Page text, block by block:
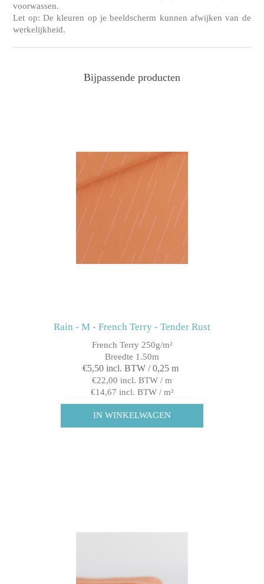
voorwassen.
Let op: De kleuren op je beeldscherm kunnen afwijken van de
werkelijkheid.
Bijpassende producten
Rain - M - French Terry - Tender Rust
French Terry 250g/m²
Breedte 1.50m
€5,50 incl. BTW / 0,25 m
€22,00 incl. BTW / m
€14,67 incl. BTW / m²